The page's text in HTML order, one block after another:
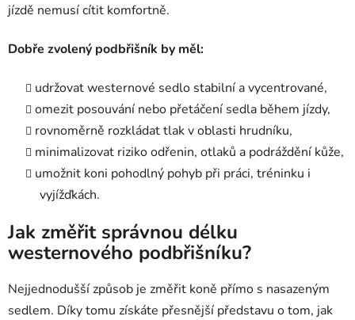
jízdě nemusí cítit komfortně.
Dobře zvolený podbřišník by měl:
udržovat westernové sedlo stabilní a vycentrované,
omezit posouvání nebo přetáčení sedla během jízdy,
rovnoměrně rozkládat tlak v oblasti hrudníku,
minimalizovat riziko odřenin, otlaků a podráždění kůže,
umožnit koni pohodlný pohyb při práci, tréninku i
vyjížďkách.
Jak změřit správnou délku
westernového podbřišníku?
Nejjednodušší způsob je změřit koně přímo s nasazeným
sedlem. Díky tomu získáte přesnější představu o tom, jak